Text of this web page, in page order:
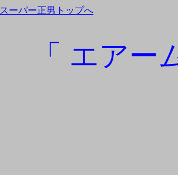
スーパー正男トップへ
「 エアー